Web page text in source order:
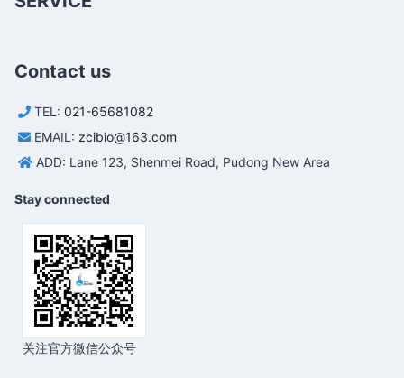
Contact us
TEL: 021-65681082
EMAIL: zcibio@163.com
ADD: Lane 123, Shenmei Road, Pudong New Area
Stay connected
关注官方微信公众号